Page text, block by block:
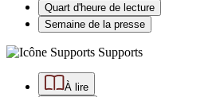
Quart d'heure de lecture
Semaine de la presse
Supports
À lire